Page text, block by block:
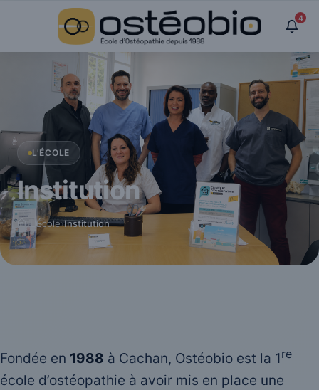
4
L'ÉCOLE
Institution
›L'École›Institution
Fondée en 1988 à Cachan, Ostéobio est la 1re
école d’ostéopathie à avoir mis en place une
Panneau de gestion des cookies